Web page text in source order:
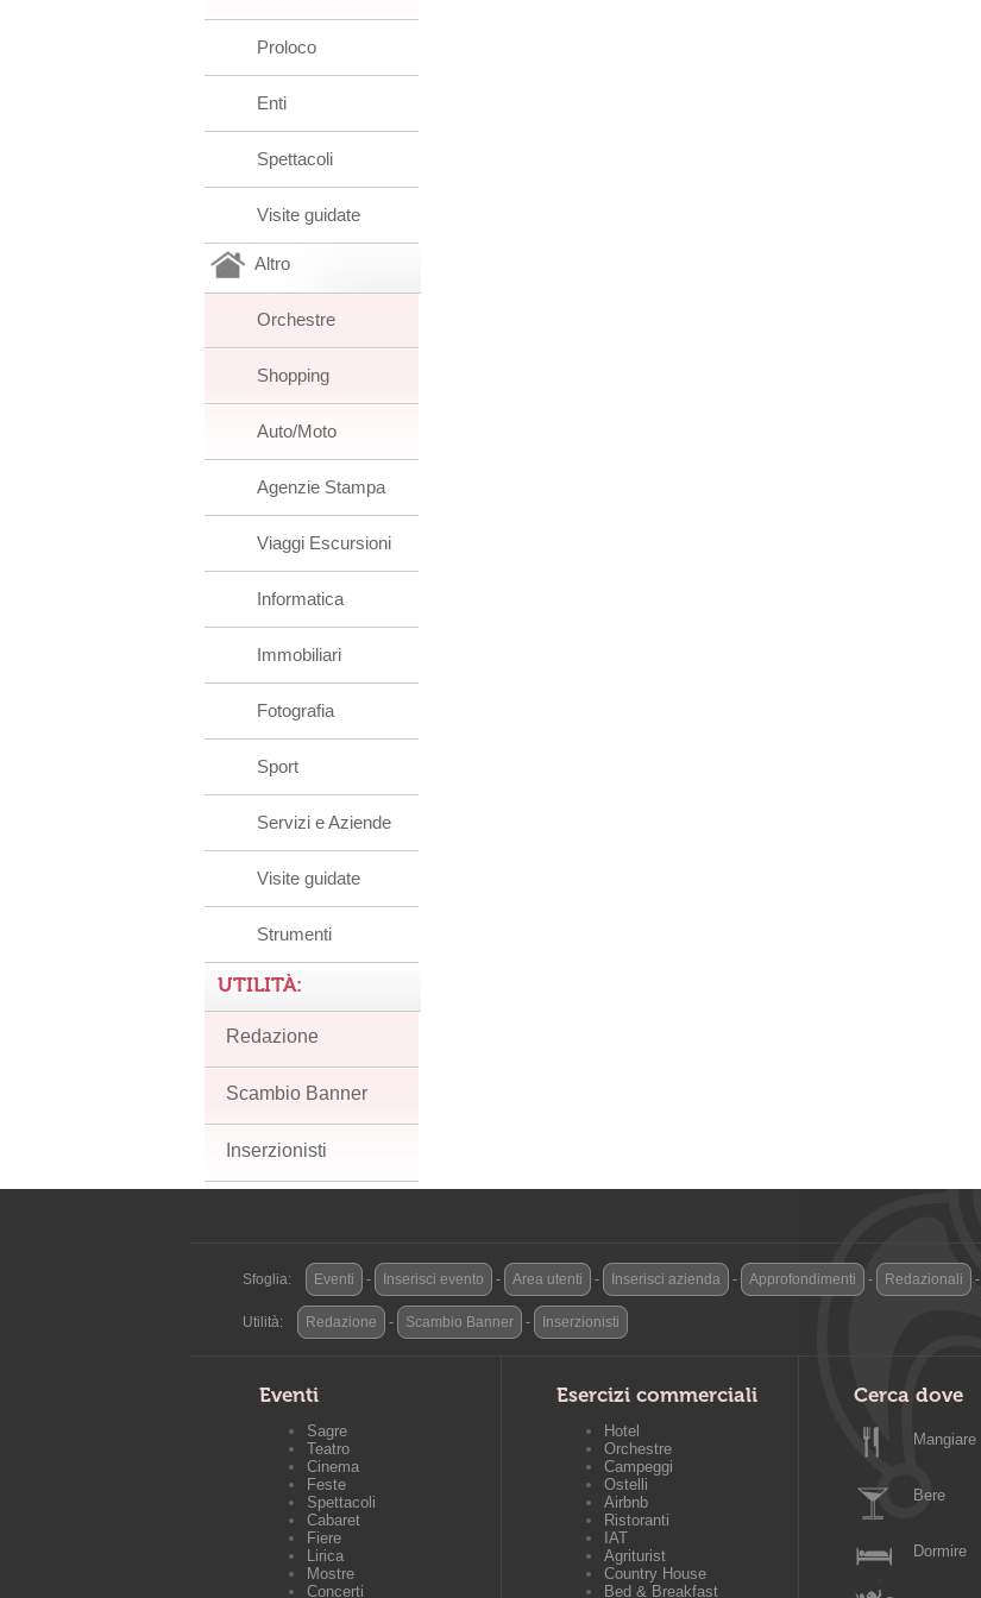
Proloco
Enti
Spettacoli
Visite guidate
Altro
Orchestre
Shopping
Auto/Moto
Agenzie Stampa
Viaggi Escursioni
Informatica
Immobiliari
Fotografia
Sport
Servizi e Aziende
Visite guidate
Strumenti
UTILITÀ:
Redazione
Scambio Banner
Inserzionisti
Sfoglia: Eventi - Inserisci evento - Area utenti - Inserisci azienda - Approfondimenti - Redazionali -
Utilità: Redazione - Scambio Banner - Inserzionisti
Eventi
Sagre
Teatro
Cinema
Feste
Spettacoli
Cabaret
Fiere
Lirica
Mostre
Concerti
Esercizi commerciali
Hotel
Orchestre
Campeggi
Ostelli
Airbnb
Ristoranti
IAT
Agriturist
Country House
Bed & Breakfast
Cerca dove
Mangiare
Bere
Dormire